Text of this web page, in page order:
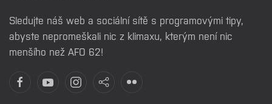
Sledujte náš web a sociální sítě s programovými tipy,
abyste nepromeškali nic z klimaxu, kterým není nic
menšího než AFO 62!